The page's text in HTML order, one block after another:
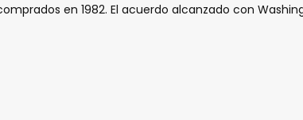
en 1982. El acuerdo alcanzado con